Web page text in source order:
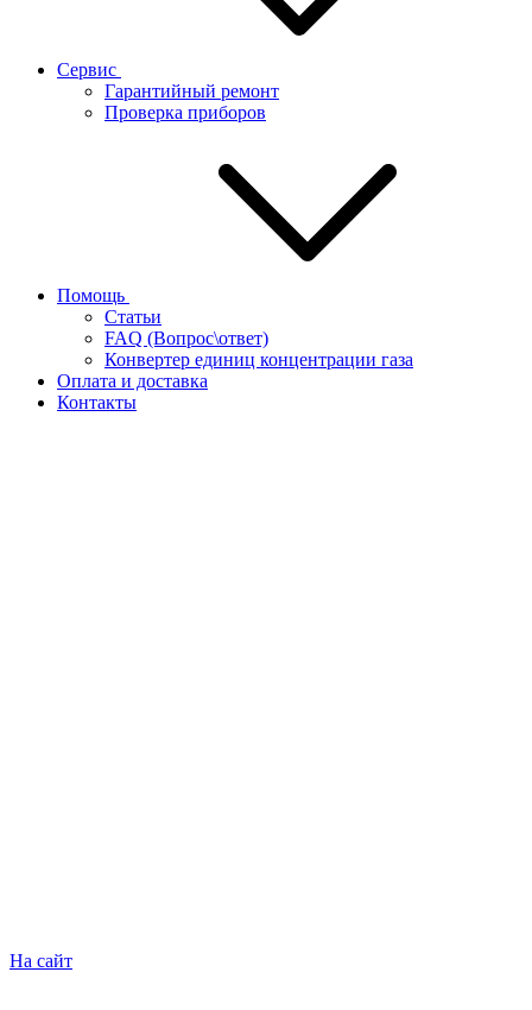
Сервис
Гарантийный ремонт
Проверка приборов
Помощь
Статьи
FAQ (Вопрос\ответ)
Конвертер единиц концентрации газа
Оплата и доставка
Контакты
На сайт